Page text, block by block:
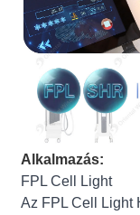
Alkalmazás:
FPL Cell Light
Az FPL Cell Light